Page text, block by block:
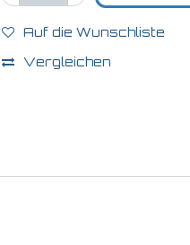
Auf die Wunschliste
Vergleichen